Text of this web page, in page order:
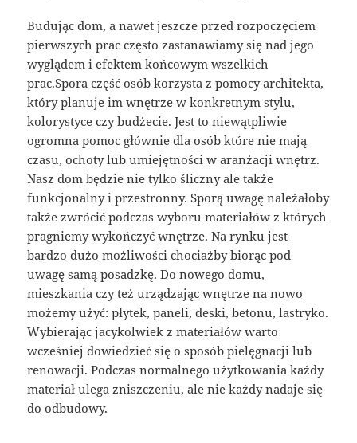
Budując dom, a nawet jeszcze przed rozpoczęciem
pierwszych prac często zastanawiamy się nad jego
wyglądem i efektem końcowym wszelkich
prac.Spora część osób korzysta z pomocy architekta,
który planuje im wnętrze w konkretnym stylu,
kolorystyce czy budżecie. Jest to niewątpliwie
ogromna pomoc głównie dla osób które nie mają
czasu, ochoty lub umiejętności w aranżacji wnętrz.
Nasz dom będzie nie tylko śliczny ale także
funkcjonalny i przestronny. Sporą uwagę należałoby
także zwrócić podczas wyboru materiałów z których
pragniemy wykończyć wnętrze. Na rynku jest
bardzo dużo możliwości chociażby biorąc pod
uwagę samą posadzkę. Do nowego domu,
mieszkania czy też urządzając wnętrze na nowo
możemy użyć: płytek, paneli, deski, betonu, lastryko.
Wybierając jacykolwiek z materiałów warto
wcześniej dowiedzieć się o sposób pielęgnacji lub
renowacji. Podczas normalnego użytkowania każdy
materiał ulega zniszczeniu, ale nie każdy nadaje się
do odbudowy.